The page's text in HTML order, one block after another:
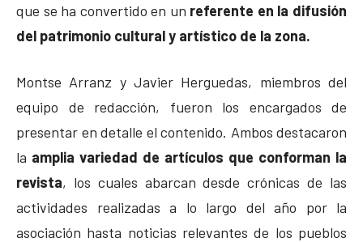
que se ha convertido en un referente en la difusión
del patrimonio cultural y artístico de la zona.
Montse Arranz y Javier Herguedas, miembros del
equipo de redacción, fueron los encargados de
presentar en detalle el contenido. Ambos destacaron
la amplia variedad de artículos que conforman la
revista, los cuales abarcan desde crónicas de las
actividades realizadas a lo largo del año por la
asociación hasta noticias relevantes de los pueblos